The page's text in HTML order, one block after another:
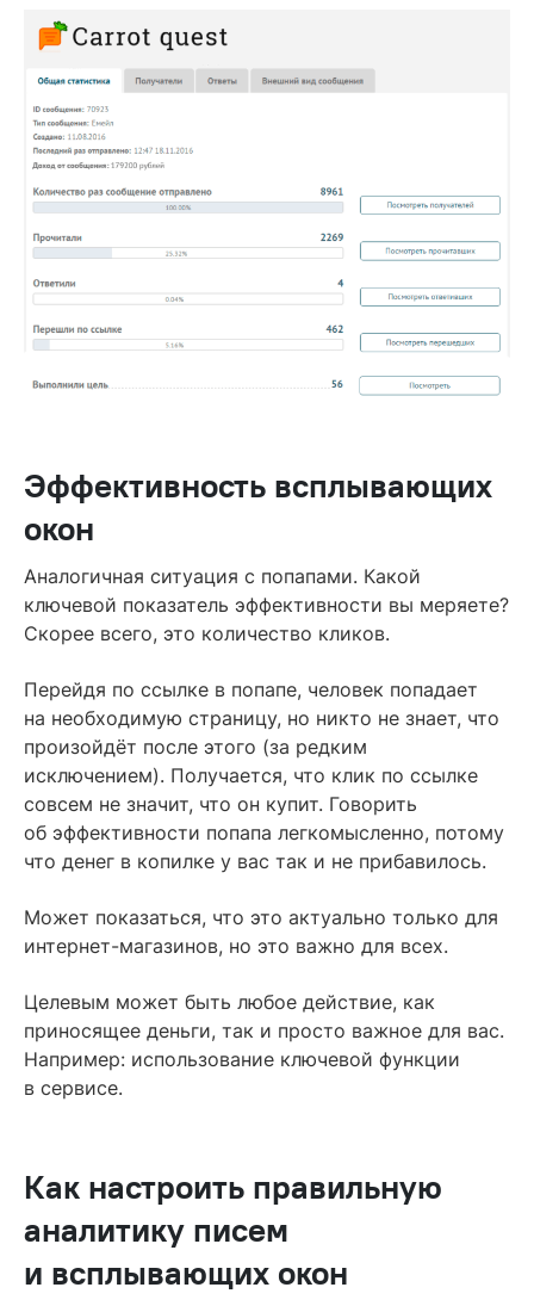
Эффективность всплывающих
окон
Аналогичная ситуация с попапами. Какой
ключевой показатель эффективности вы меряете?
Скорее всего, это количество кликов.
Перейдя по ссылке в попапе, человек попадает
на необходимую страницу, но никто не знает, что
произойдёт после этого (за редким
исключением). Получается, что клик по ссылке
совсем не значит, что он купит. Говорить
об эффективности попапа легкомысленно, потому
что денег в копилке у вас так и не прибавилось.
Может показаться, что это актуально только для
интернет-магазинов, но это важно для всех.
Целевым может быть любое действие, как
приносящее деньги, так и просто важное для вас.
Например: использование ключевой функции
в сервисе.
Как настроить правильную
аналитику писем
и всплывающих окон